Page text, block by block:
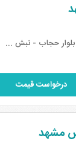
بلوار حجاب - نبش ...
درخواست قیمت
مشهد